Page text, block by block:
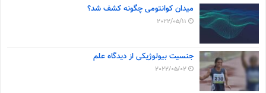
میدان کوانتومی چگونه کشف شد؟
2022/05/11
جنسیت بیولوژیکی از دیدگاه علم
2022/05/02